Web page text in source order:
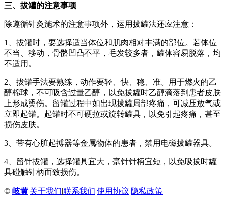
三、拔罐的注意事项
除遵循针灸施术的注意事项外，运用拔罐法还应注意：
1、拔罐时，要选择适当体位和肌肉相对丰满的部位。若体位
不当、移动，骨骼凹凸不平，毛发较多者，罐体容易脱落，均
不适用。
2、拔罐手法要熟练，动作要轻、快、稳、准。用于燃火的乙
醇棉球，不可吸含过量乙醇，以免拔罐时乙醇滴落到患者皮肤
上形成烫伤。留罐过程中如出现拔罐局部疼痛，可减压放气或
立即起罐。起罐时不可硬拉或旋转罐具，以免引起疼痛，甚至
损伤皮肤。
3、带有心脏起搏器等金属物体的患者，禁用电磁拔罐器具。
4、留针拔罐，选择罐具宜大，毫针针柄宜短，以免吸拔时罐
具碰触针柄而致损伤。
© 岐黄|关于我们|联系我们|使用协议|隐私政策